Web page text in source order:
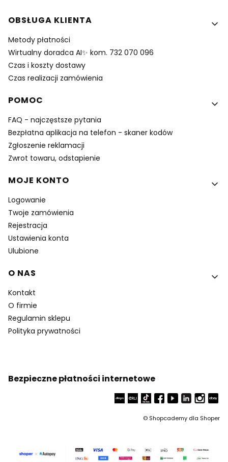
Linki w stopce
OBSŁUGA KLIENTA
Metody płatności
Wirtualny doradca AI✨ kom. 732 070 096
Czas i koszty dostawy
Czas realizacji zamówienia
POMOC
FAQ - najczęstsze pytania
Bezpłatna aplikacja na telefon - skaner kodów
Zgłoszenie reklamacji
Zwrot towaru, odstapienie
MOJE KONTO
Logowanie
Twoje zamówienia
Rejestracja
Ustawienia konta
Ulubione
O NAS
Kontakt
O firmie
Regulamin sklepu
Polityka prywatności
Bezpieczne płatności internetowe
© Shopcademy dla Shoper